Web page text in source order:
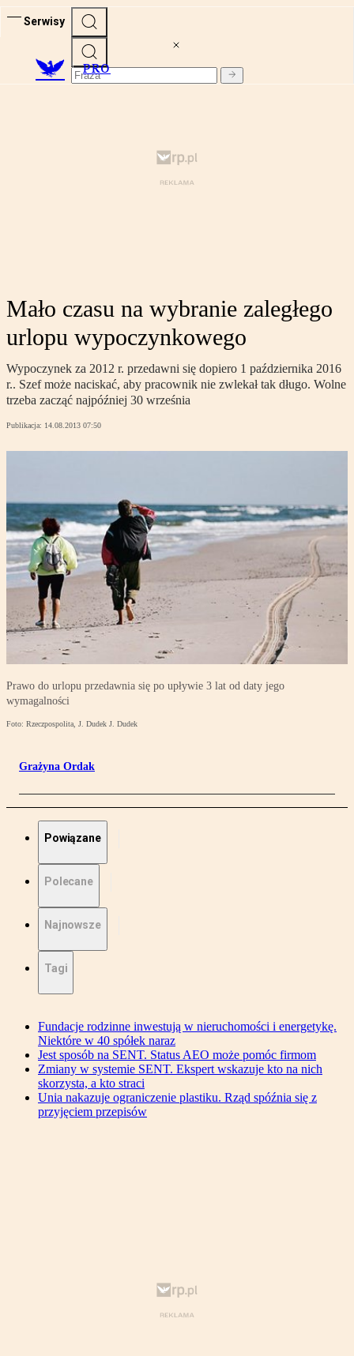
Serwisy
PRO
Mało czasu na wybranie zaległego
urlopu wypoczynkowego
Wypoczynek za 2012 r. przedawni się dopiero 1 października 2016
r.. Szef może naciskać, aby pracownik nie zwlekał tak długo. Wolne
trzeba zacząć najpóźniej 30 września
Publikacja: 14.08.2013 07:50
Prawo do urlopu przedawnia się po upływie 3 lat od daty jego
wymagalności
Foto: Rzeczpospolita, J. Dudek J. Dudek
Grażyna Ordak
Powiązane
Polecane
Najnowsze
Tagi
Fundacje rodzinne inwestują w nieruchomości i energetykę.
Niektóre w 40 spółek naraz
Jest sposób na SENT. Status AEO może pomóc firmom
Zmiany w systemie SENT. Ekspert wskazuje kto na nich
skorzysta, a kto straci
Unia nakazuje ograniczenie plastiku. Rząd spóźnia się z
przyjęciem przepisów